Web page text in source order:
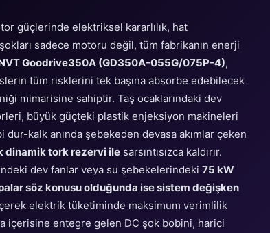
güçlerinde elektriksel kararlılık, hat
sadece motoru değil, tüm fabrikanın enerji
Goodrive350A (GD350A-055G/075P-4),
tüm risklerini tek başına absorbe edebilecek
mimarisine sahiptir. Taş ocaklarındaki dev
büyük güçteki plastik enjeksiyon makineleri
kalk anında şebekeden devasa akımlar çeken
dinamik tork rezervi ile sarsıntısızca kaldırır.
dev fanlar veya su şebekelerindeki 75 kW
söz konusu olduğunda ise sistem değişken
elektrik tüketiminde maksimum verimlilik
içerisine entegre gelen DC şok bobini, harici